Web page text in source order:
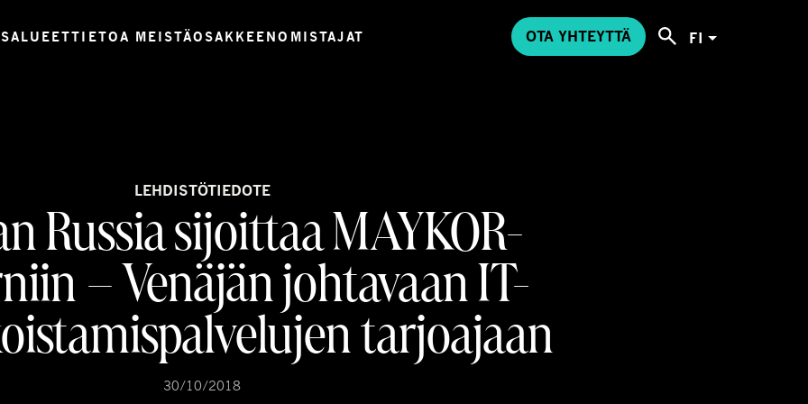
TIETOA MEISTÄOSAKKEENOMISTAJAT OTA YHTEYTTÄ FI
LEHDISTÖTIEDOTE
Russia sijoittaa MAYKOR-
– Venäjän johtavaan IT-
tarjoajaan
30/10/2018